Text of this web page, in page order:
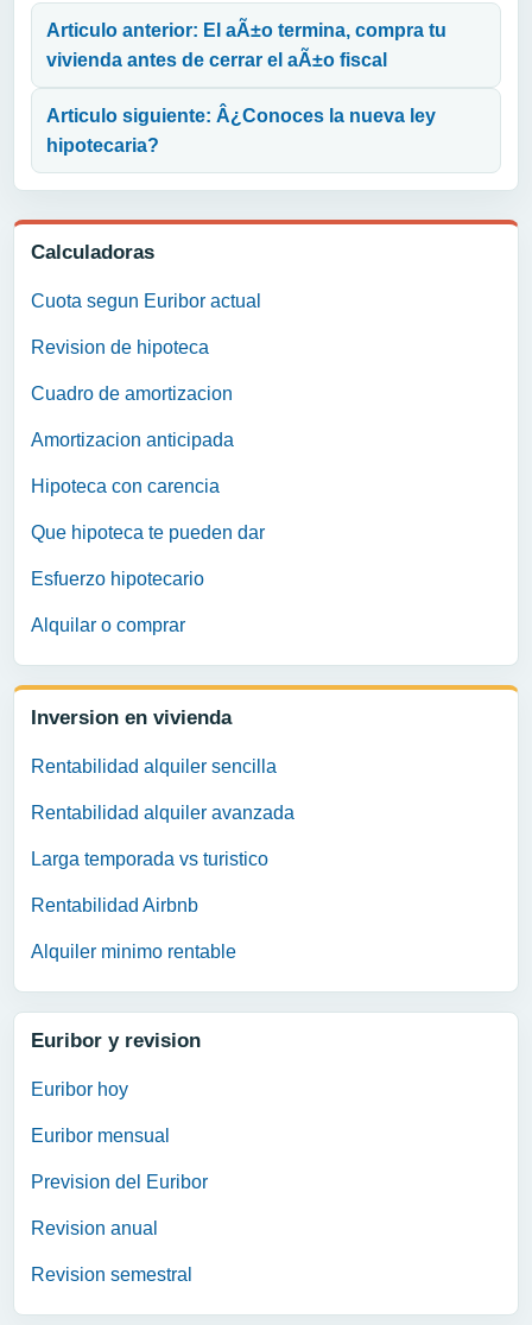
Calculadoras
Cuota segun Euribor actual
Revision de hipoteca
Cuadro de amortizacion
Amortizacion anticipada
Hipoteca con carencia
Que hipoteca te pueden dar
Esfuerzo hipotecario
Alquilar o comprar
Inversion en vivienda
Rentabilidad alquiler sencilla
Rentabilidad alquiler avanzada
Larga temporada vs turistico
Rentabilidad Airbnb
Alquiler minimo rentable
Euribor y revision
Euribor hoy
Euribor mensual
Prevision del Euribor
Revision anual
Revision semestral
Articulo anterior: El aÃ±o termina, compra tu
vivienda antes de cerrar el aÃ±o fiscal
Articulo siguiente: Â¿Conoces la nueva ley
hipotecaria?